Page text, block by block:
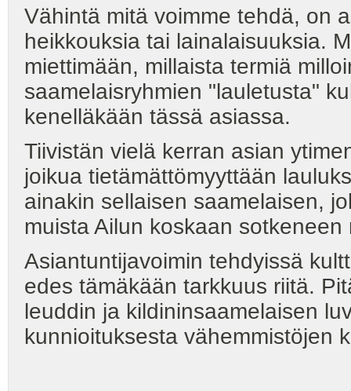
Vähintä mitä voimme tehdä, on
heikkouksia tai lainalaisuuksia.
miettimään, millaista termiä
saamelaisryhmien "lauletusta"
kenelläkään tässä asiassa.
Tiivistän vielä kerran asian
joikua tietämättömyyttään
ainakin sellaisen saamelaisen,
muista Ailun koskaan
Asiantuntijavoimin tehdyissä
edes tämäkään tarkkuus riitä.
leuddin ja kildininsaamelaisen
kunnioituksesta vähemmistöjen